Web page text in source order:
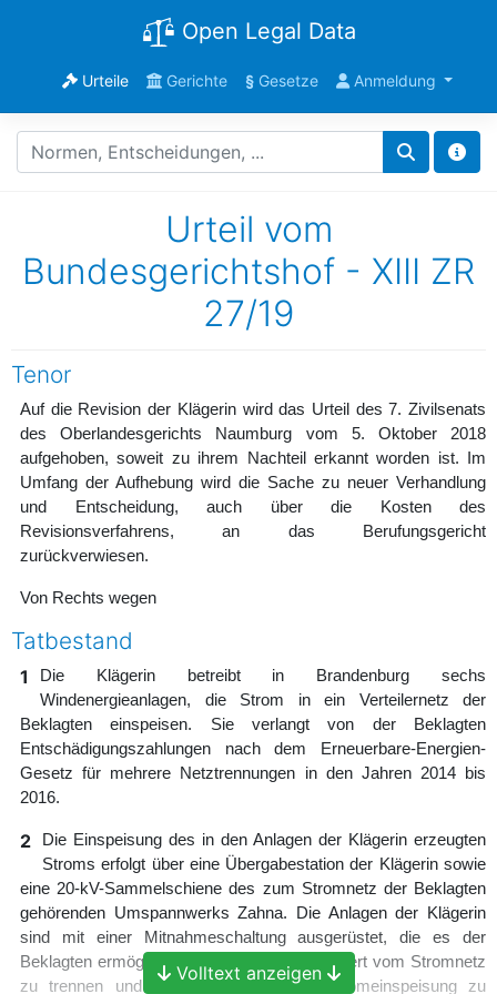
Open Legal Data
Urteile Gerichte §Gesetze Anmeldung
Urteil vom
Bundesgerichtshof - XIII ZR
27/19
Tenor
Auf die Revision der Klägerin wird das Urteil des 7. Zivilsenats
des Oberlandesgerichts Naumburg vom 5. Oktober 2018
aufgehoben, soweit zu ihrem Nachteil erkannt worden ist. Im
Umfang der Aufhebung wird die Sache zu neuer Verhandlung
und Entscheidung, auch über die Kosten des
Revisionsverfahrens, an das Berufungsgericht
zurückverwiesen.
Von Rechts wegen
Tatbestand
1
Die Klägerin betreibt in Brandenburg sechs
Windenergieanlagen, die Strom in ein Verteilernetz der
Beklagten einspeisen. Sie verlangt von der Beklagten
Entschädigungszahlungen nach dem Erneuerbare-Energien-
Gesetz für mehrere Netztrennungen in den Jahren 2014 bis
2016.
2
Die Einspeisung des in den Anlagen der Klägerin erzeugten
Stroms erfolgt über eine Übergabestation der Klägerin sowie
eine 20-kV-Sammelschiene des zum Stromnetz der Beklagten
gehörenden Umspannwerks Zahna. Die Anlagen der Klägerin
sind mit einer Mitnahmeschaltung ausgerüstet, die es der
Beklagten ermöglicht, die Anlagen ferngesteuert vom Stromnetz
zu trennen und auf diese Weise die Stromeinspeisung zu
Volltext anzeigen